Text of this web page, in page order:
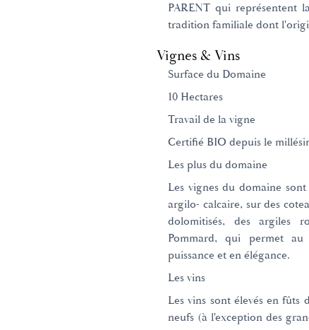
PARENT qui représentent
tradition familiale dont
Vignes & Vins
Surface du Domaine
10 Hectares
Travail de la vigne
Certifié BIO depuis le
Les plus du domaine
Les vignes du domaine
argilo- calcaire, sur des
dolomitisés, des argiles
Pommard, qui permet
puissance et en élégance.
Les vins
Les vins sont élevés en fûts
neufs (à l'exception des